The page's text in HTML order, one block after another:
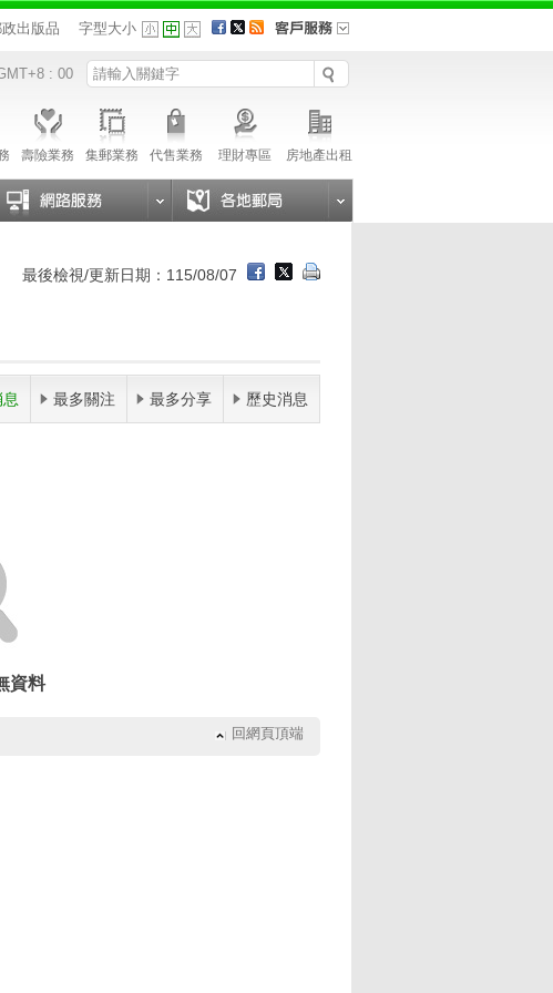
出版品 字型大小
: 00
壽險業務 集郵業務 代售業務 理財專區 房地產出租
最後檢視/更新日期：115/08/07
最多關注 最多分享 歷史消息
資料
回網頁頂端